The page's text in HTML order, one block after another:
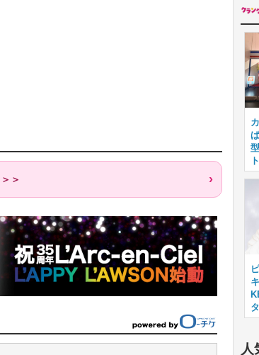
＞
人